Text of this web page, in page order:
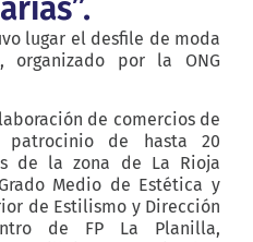
lugar el desfile de moda
organizado por la ONG
de comercios de
patrocinio de hasta 20
de la zona de La Rioja
Medio de Estética y
de Estilismo y Dirección
de FP La Planilla,